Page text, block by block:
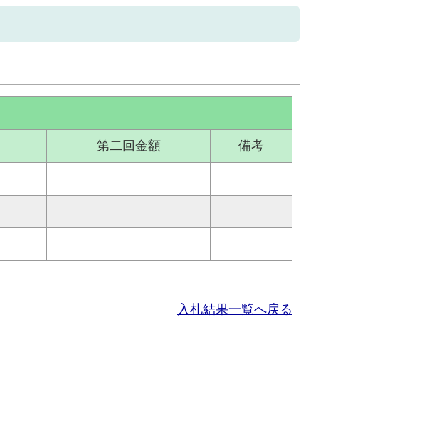
第二回金額 備考
入札結果一覧へ戻る